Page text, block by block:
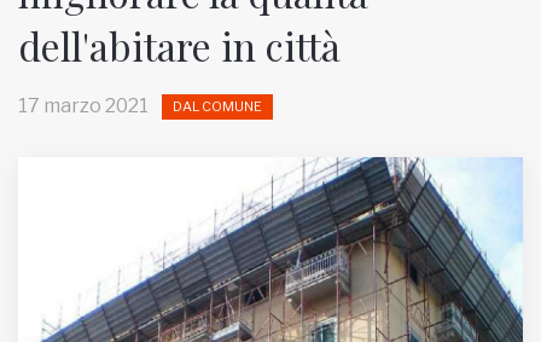
RUBRICHE
Iscriviti alla newsletter
www.viveremilano.info
Fondato e diretto da Enzo De
dell'abitare in città
17 marzo 2021 DAL COMUNE